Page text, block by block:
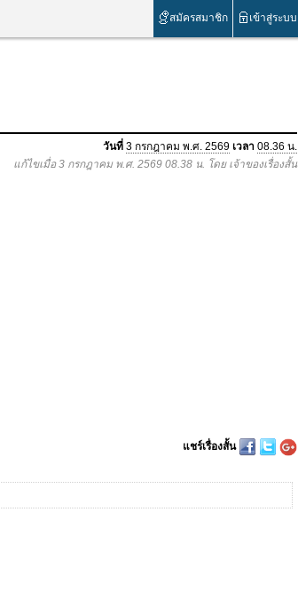
สมัครสมาชิก เข้าสู่ระบบ
วันที่ 3 กรกฎาคม พ.ศ. 2569 เวลา 08.36 น.
แก้ไขเมื่อ 3 กรกฎาคม พ.ศ. 2569 08.38 น. โดย เจ้าของเรื่องสั้น
แชร์เรื่องสั้น